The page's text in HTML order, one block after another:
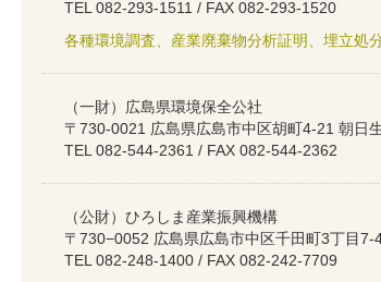
TEL 082-293-1511 / FAX 082-293-1520
各種環境調査、産業廃棄物分析証明、埋立処
（一財）広島県環境保全公社
〒730-0021 広島県広島市中区胡町4-21 朝日
TEL 082-544-2361 / FAX 082-544-2362
（公財）ひろしま産業振興機構
〒730−0052 広島県広島市中区千田町3丁目7-
TEL 082-248-1400 / FAX 082-242-7709